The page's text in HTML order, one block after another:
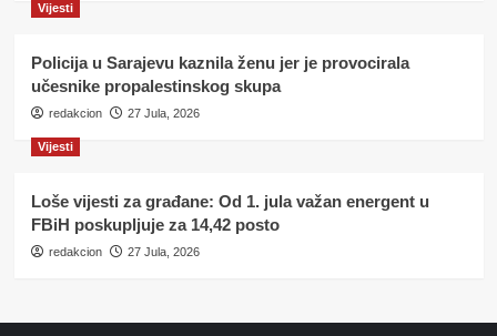
Vijesti
Policija u Sarajevu kaznila ženu jer je provocirala
učesnike propalestinskog skupa
redakcion 27 Jula, 2026
Vijesti
Loše vijesti za građane: Od 1. jula važan energent u
FBiH poskupljuje za 14,42 posto
redakcion 27 Jula, 2026